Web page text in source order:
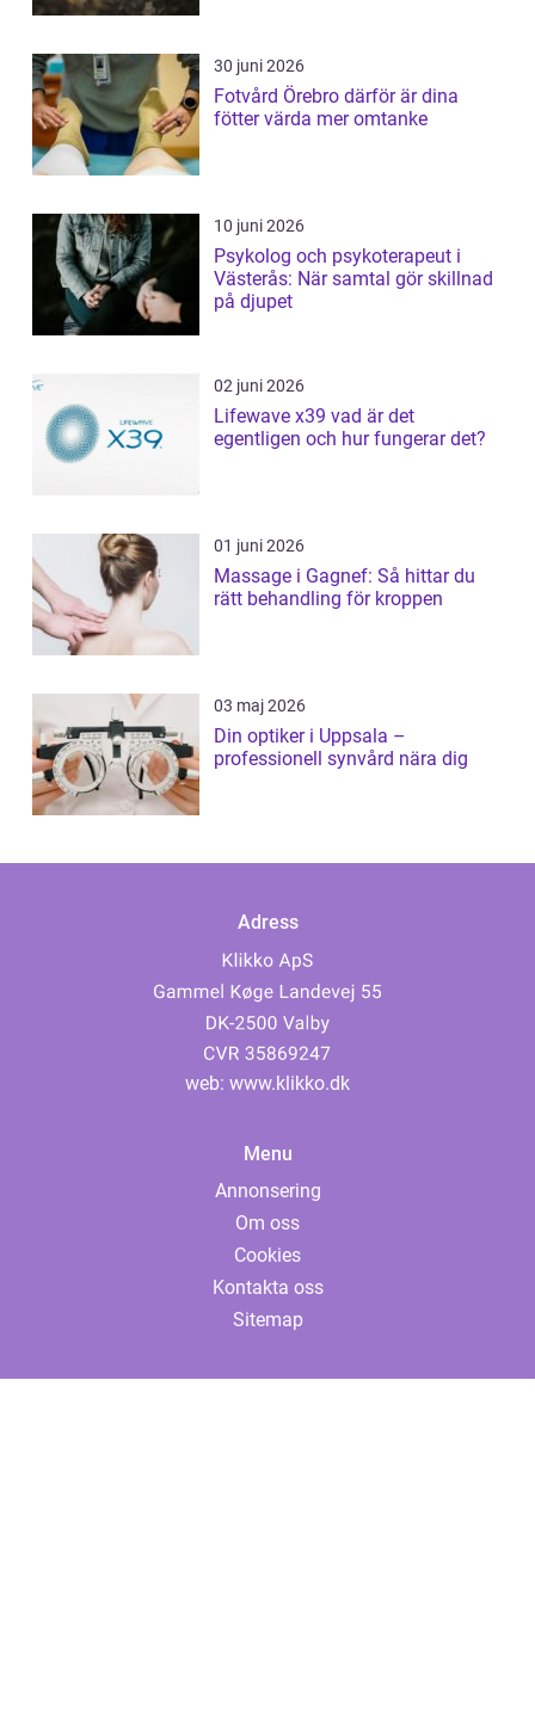
30 juni 2026
Fotvård Örebro därför är dina
fötter värda mer omtanke
10 juni 2026
Psykolog och psykoterapeut i
Västerås: När samtal gör skillnad
på djupet
02 juni 2026
Lifewave x39 vad är det
egentligen och hur fungerar det?
01 juni 2026
Massage i Gagnef: Så hittar du
rätt behandling för kroppen
03 maj 2026
Din optiker i Uppsala –
professionell synvård nära dig
Adress
web: www.klikko.dk
Menu
Annonsering
Om oss
Cookies
Kontakta oss
Sitemap